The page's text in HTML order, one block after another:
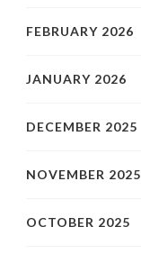
FEBRUARY 2026
JANUARY 2026
DECEMBER 2025
NOVEMBER 2025
OCTOBER 2025